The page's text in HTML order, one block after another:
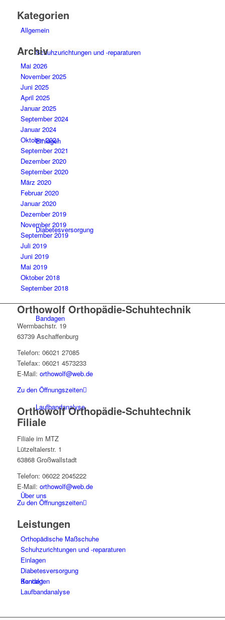
Schuhzurichtungen und -reparaturen
Einlagen
Diabetesversorgung
Bandagen
Laufbandanalyse
Über uns
Kontakt
Kategorien
Allgemein
Archiv
Mai 2026
November 2025
Juni 2025
April 2025
Januar 2025
September 2024
Januar 2024
Oktober 2021
September 2021
Dezember 2020
September 2020
März 2020
Februar 2020
Januar 2020
Dezember 2019
November 2019
September 2019
Juli 2019
Juni 2019
Mai 2019
Oktober 2018
September 2018
Orthowolf Orthopädie-Schuhtechnik
Wermbachstr. 19
63739 Aschaffenburg
Telefon: 06021 27085
Telefax: 06021 4573233
E-Mail: orthowolf@web.de
Zu den Öffnungszeiten
Orthowolf Orthopädie-Schuhtechnik
Filiale
Filiale im MTZ
Lützeltalerstr. 1
63868 Großwallstadt
Telefon: 06022 2045222
E-Mail: orthowolf@web.de
Zu den Öffnungszeiten
Leistungen
Orthopädische Maßschuhe
Schuhzurichtungen und -reparaturen
Einlagen
Diabetesversorgung
Bandagen
Laufbandanalyse